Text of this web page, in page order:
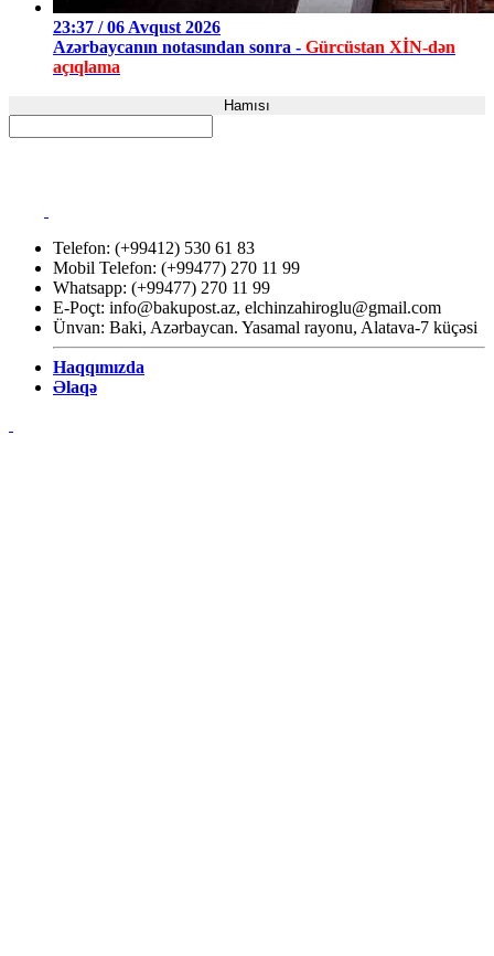
23:37 / 06 Avqust 2026
Azərbaycanın notasından sonra - Gürcüstan XİN-dən
açıqlama
Hamısı
Telefon: (+99412) 530 61 83
Mobil Telefon: (+99477) 270 11 99
Whatsapp: (+99477) 270 11 99
E-Poçt: info@bakupost.az, elchinzahiroglu@gmail.com
Ünvan: Baki, Azərbaycan. Yasamal rayonu, Alatava-7 küçəsi
Haqqımızda
Əlaqə